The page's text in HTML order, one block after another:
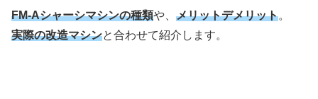
FM-Aシャーシマシンの種類や、 メリットデメリット。
実際の改造マシンと合わせて紹介します。